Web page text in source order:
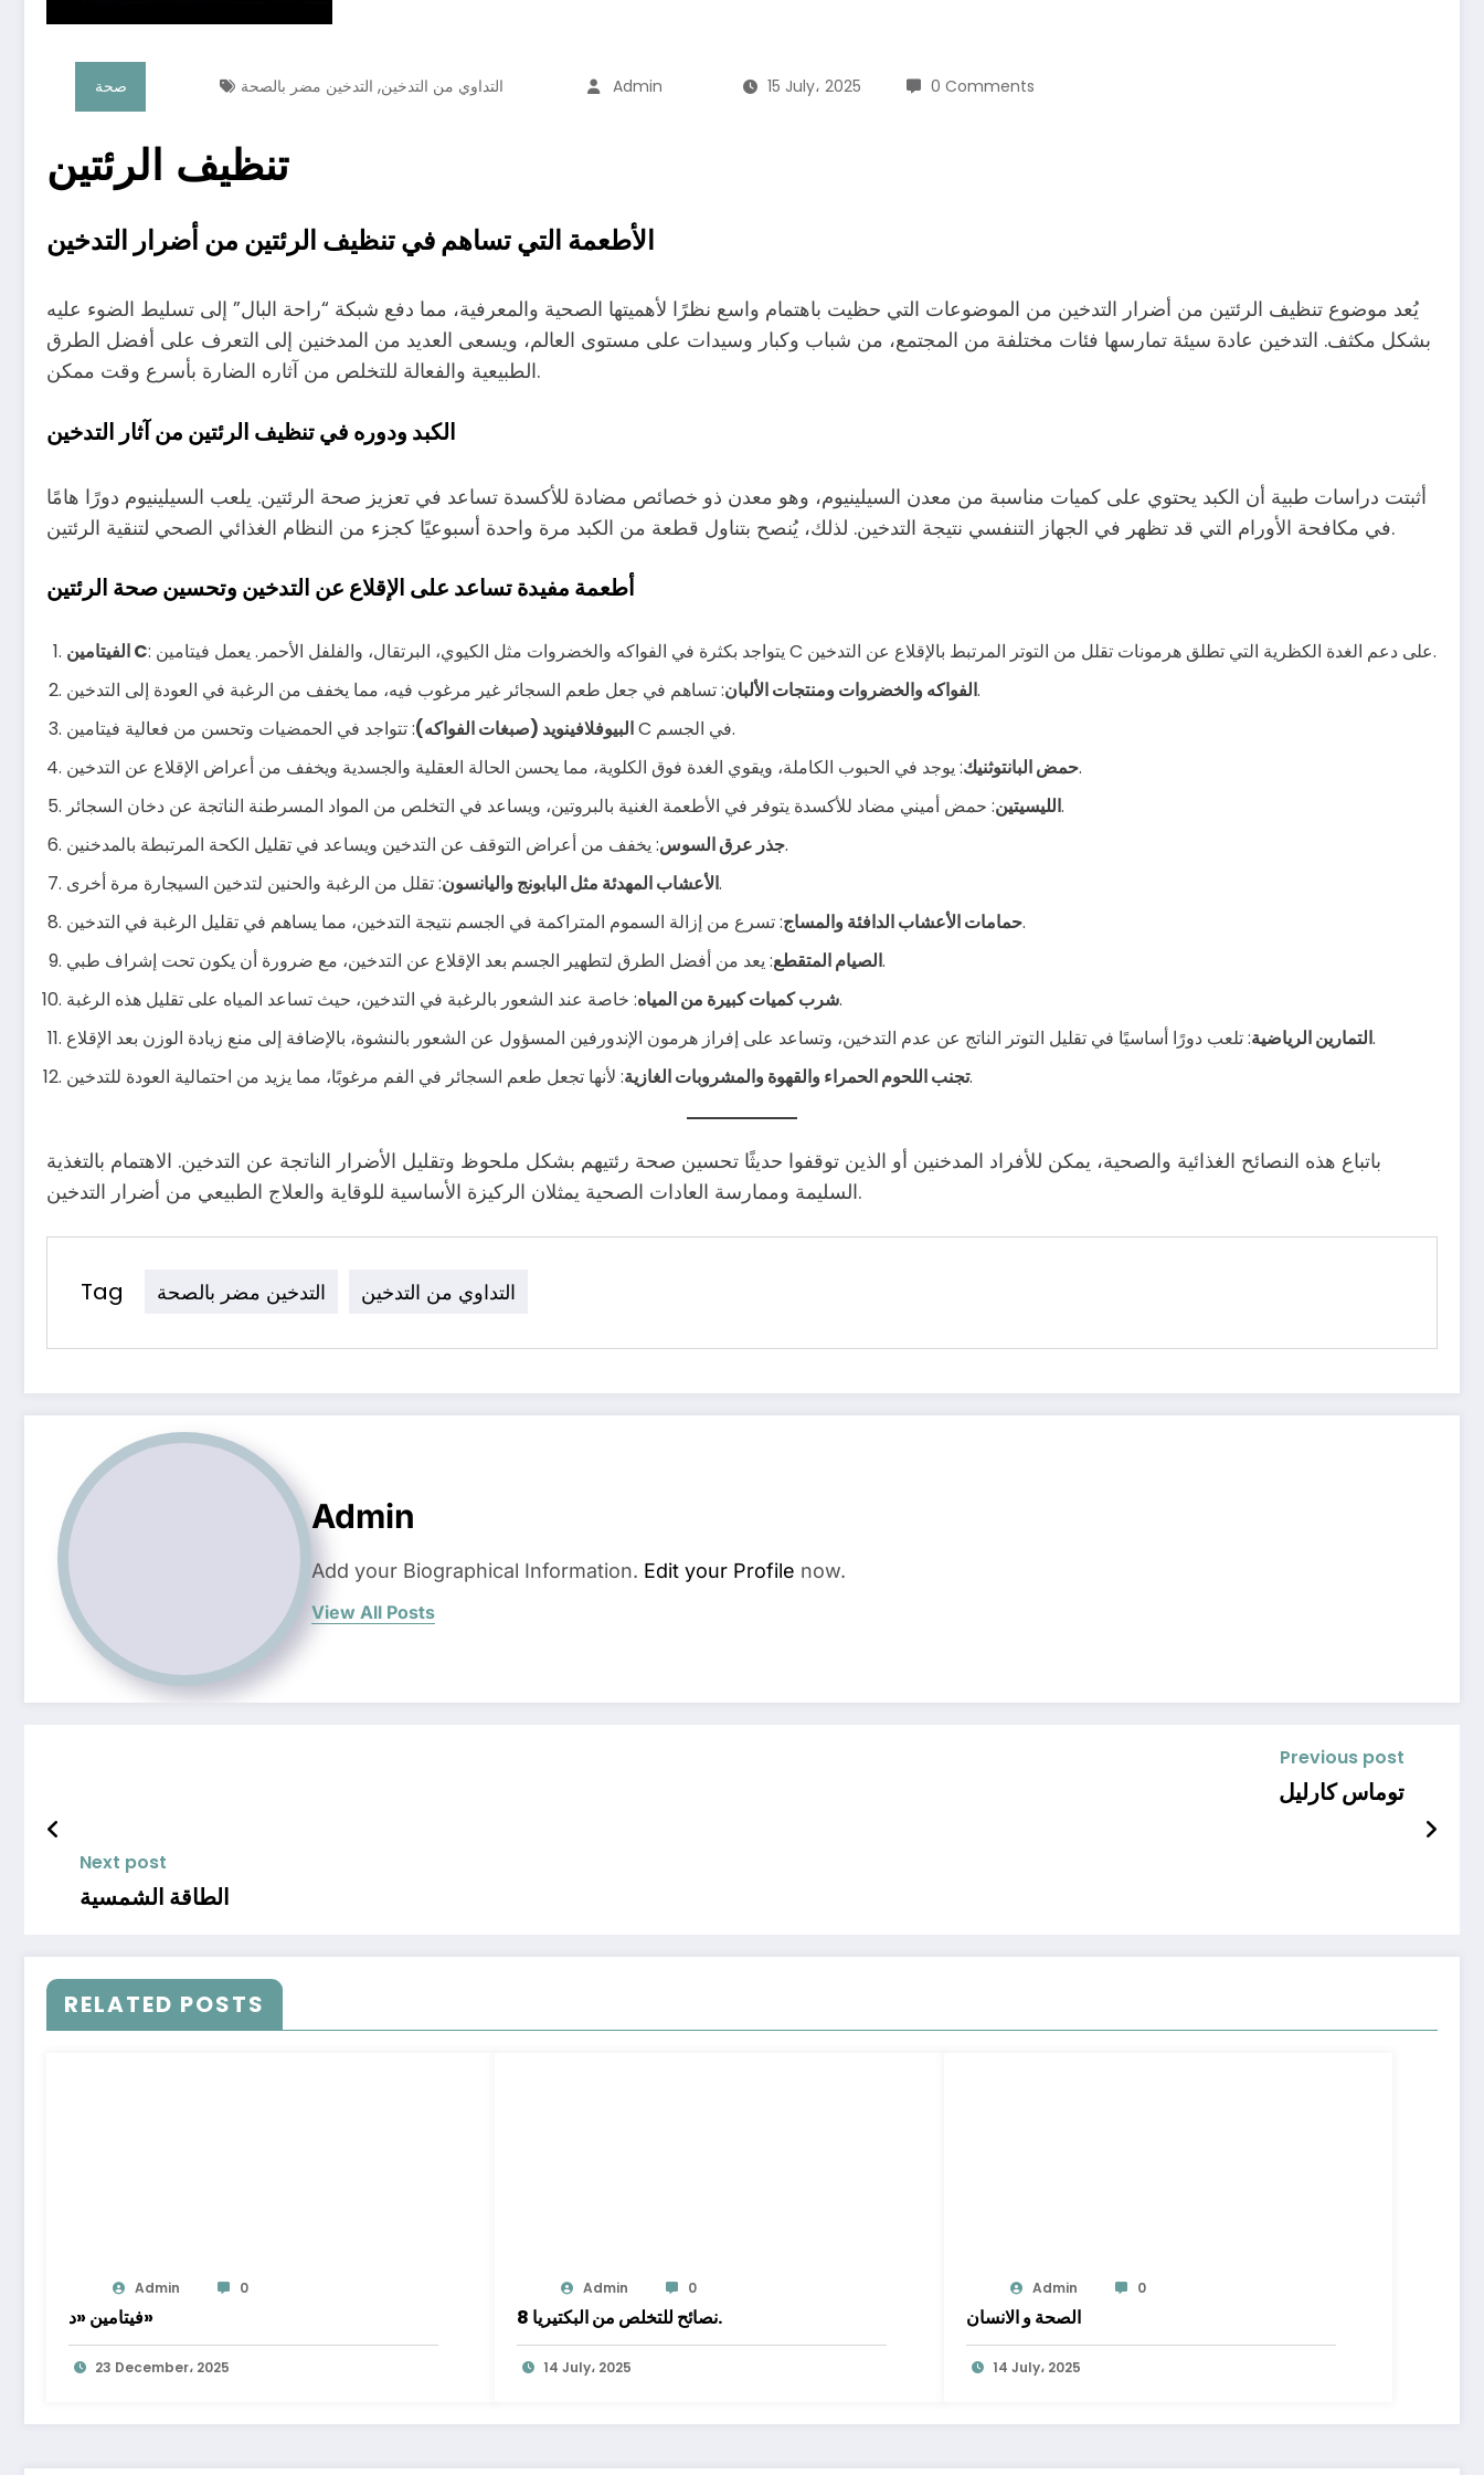
صحة التداوي من التدخين, التدخين مضر بالصحة Admin 15 July، 2025 0 Comments
تنظيف الرئتين
الأطعمة التي تساهم في تنظيف الرئتين من أضرار التدخين
يُعد موضوع تنظيف الرئتين من أضرار التدخين من الموضوعات التي حظيت باهتمام واسع نظرًا لأهميتها الصحية والمعرفية، مما دفع شبكة “راحة البال” إلى تسليط الضوء عليه
بشكل مكثف. التدخين عادة سيئة تمارسها فئات مختلفة من المجتمع، من شباب وكبار وسيدات على مستوى العالم، ويسعى العديد من المدخنين إلى التعرف على أفضل الطرق
الطبيعية والفعالة للتخلص من آثاره الضارة بأسرع وقت ممكن.
الكبد ودوره في تنظيف الرئتين من آثار التدخين
أثبتت دراسات طبية أن الكبد يحتوي على كميات مناسبة من معدن السيلينيوم، وهو معدن ذو خصائص مضادة للأكسدة تساعد في تعزيز صحة الرئتين. يلعب السيلينيوم دورًا هامًا
في مكافحة الأورام التي قد تظهر في الجهاز التنفسي نتيجة التدخين. لذلك، يُنصح بتناول قطعة من الكبد مرة واحدة أسبوعيًا كجزء من النظام الغذائي الصحي لتنقية الرئتين.
أطعمة مفيدة تساعد على الإقلاع عن التدخين وتحسين صحة الرئتين
الفيتامين C
: يتواجد بكثرة في الفواكه والخضروات مثل الكيوي، البرتقال، والفلفل الأحمر. يعمل فيتامين C على دعم الغدة الكظرية التي تطلق هرمونات تقلل من التوتر المرتبط بالإقلاع عن التدخين.
الفواكه والخضروات ومنتجات الألبان: تساهم في جعل طعم السجائر غير مرغوب فيه، مما يخفف من الرغبة في العودة إلى التدخين.
البيوفلافينويد (صبغات الفواكه)
: تتواجد في الحمضيات وتحسن من فعالية فيتامين C في الجسم.
حمض البانتوثنيك: يوجد في الحبوب الكاملة، ويقوي الغدة فوق الكلوية، مما يحسن الحالة العقلية والجسدية ويخفف من أعراض الإقلاع عن التدخين.
الليسيتين: حمض أميني مضاد للأكسدة يتوفر في الأطعمة الغنية بالبروتين، ويساعد في التخلص من المواد المسرطنة الناتجة عن دخان السجائر.
جذر عرق السوس: يخفف من أعراض التوقف عن التدخين ويساعد في تقليل الكحة المرتبطة بالمدخنين.
الأعشاب المهدئة مثل البابونج واليانسون: تقلل من الرغبة والحنين لتدخين السيجارة مرة أخرى.
حمامات الأعشاب الدافئة والمساج: تسرع من إزالة السموم المتراكمة في الجسم نتيجة التدخين، مما يساهم في تقليل الرغبة في التدخين.
الصيام المتقطع: يعد من أفضل الطرق لتطهير الجسم بعد الإقلاع عن التدخين، مع ضرورة أن يكون تحت إشراف طبي.
شرب كميات كبيرة من المياه: خاصة عند الشعور بالرغبة في التدخين، حيث تساعد المياه على تقليل هذه الرغبة.
التمارين الرياضية: تلعب دورًا أساسيًا في تقليل التوتر الناتج عن عدم التدخين، وتساعد على إفراز هرمون الإندورفين المسؤول عن الشعور بالنشوة، بالإضافة إلى منع زيادة الوزن بعد الإقلاع.
تجنب اللحوم الحمراء والقهوة والمشروبات الغازية: لأنها تجعل طعم السجائر في الفم مرغوبًا، مما يزيد من احتمالية العودة للتدخين.
باتباع هذه النصائح الغذائية والصحية، يمكن للأفراد المدخنين أو الذين توقفوا حديثًا تحسين صحة رئتيهم بشكل ملحوظ وتقليل الأضرار الناتجة عن التدخين. الاهتمام بالتغذية
السليمة وممارسة العادات الصحية يمثلان الركيزة الأساسية للوقاية والعلاج الطبيعي من أضرار التدخين.
Tag التداوي من التدخين التدخين مضر بالصحة
Admin
Add your Biographical Information. Edit your Profile now.
View All Posts
Previous post
توماس كارليل
Next post
الطاقة الشمسية
RELATED POSTS
Admin 0
فيتامين «د»
23 December، 2025
Admin 0
8 نصائح للتخلص من البكتيريا.
14 July، 2025
Admin 0
الصحة و الانسان
14 July، 2025